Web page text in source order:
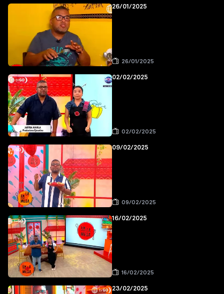
26/01/2025
26/01/2025
02/02/2025
02/02/2025
09/02/2025
09/02/2025
16/02/2025
16/02/2025
23/02/2025